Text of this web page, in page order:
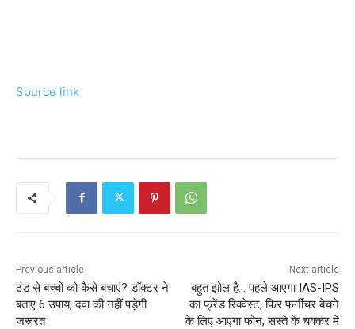
Source link
Previous article
ठंड से बच्चों को कैसे बचाएं? डॉक्टर ने
बताए 6 उपाय, दवा की नहीं पड़ेगी
जरूरत
Next article
बहुत झोल है… पहले आएगा IAS-IPS
का फ्रेंड रिक्वेस्ट, फिर फर्नीचर बेचने
के लिए आएगा फोन, सस्ते के चक्कर में